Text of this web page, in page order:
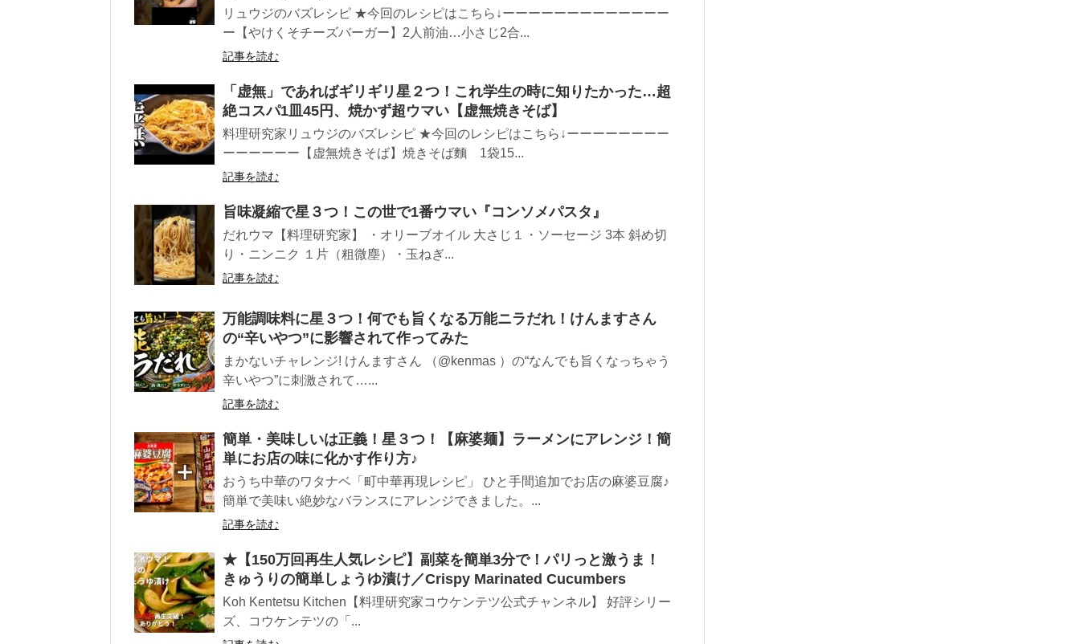
リュウジのバズレシピ ★今回のレシピはこちら↓ーーーーーーーーーーーーー
ー【やけくそチーズバーガー】2人前油…小さじ2合...
記事を読む
「虚無」であればギリギリ星２つ！これ学生の時に知りたかった…超
絶コスパ1皿45円、焼かず超ウマい【虚無焼きそば】
料理研究家リュウジのバズレシピ ★今回のレシピはこちら↓ーーーーーーーー
ーーーーーー【虚無焼きそば】焼きそば麵 1袋15...
記事を読む
旨味凝縮で星３つ！この世で1番ウマい『コンソメパスタ』
だれウマ【料理研究家】 ・オリーブオイル 大さじ１・ソーセージ 3本 斜め切
り・ニンニク １片（粗微塵）・玉ねぎ...
記事を読む
万能調味料に星３つ！何でも旨くなる万能ニラだれ！けんますさん
の“辛いやつ”に影響されて作ってみた
まかないチャレンジ! けんますさん​ ⁨（@kenmas⁩ ）の“なんでも旨くなっちゃう
辛いやつ”に刺激されて…...
記事を読む
簡単・美味しいは正義！星３つ！【麻婆麺】ラーメンにアレンジ！簡
単にお店の味に化かす作り方♪
おうち中華のワタナベ「町中華再現レシピ」 ひと手間追加でお店の麻婆豆腐♪
簡単で美味い絶妙なバランスにアレンジできました。...
記事を読む
★【150万回再生人気レシピ】副菜を簡単3分で！パリっと激うま！
きゅうりの簡単しょうゆ漬け／Crispy Marinated Cucumbers
Koh Kentetsu Kitchen【料理研究家コウケンテツ公式チャンネル】 好評シリー
ズ、コウケンテツの「...